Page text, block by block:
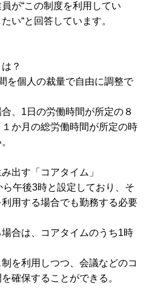
が“この制度を利用してい
い“と回答しています。
？
を個人の裁量で自由に調整で
、1日の労働時間が所定の８
か月の総労働時間が所定の時
出す「コアタイム」
午後3時と設定しており、そ
用する場合でも勤務する必要
合は、コアタイムのうち1時
を利用しつつ、会議などのコ
確保することができる。